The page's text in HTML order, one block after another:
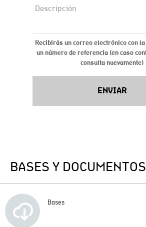
BASES Y DOCUMENTOS
Bases